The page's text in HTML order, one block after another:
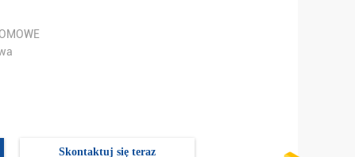
Skontaktuj się teraz